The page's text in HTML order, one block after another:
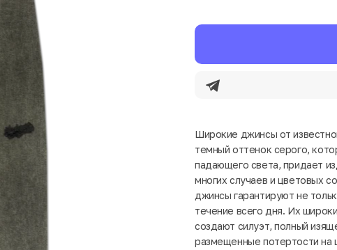
Широкие джинсы от
темный оттенок серого,
падающего света, придает
многих случаев и цветовых
джинсы гарантируют не
течение всего дня. Их
создают силуэт, полный
размещенные потертости на